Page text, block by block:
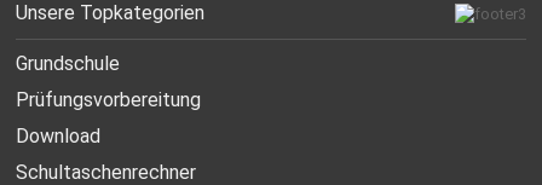
Unsere Topkategorien
Grundschule
Prüfungsvorbereitung
Download
Schultaschenrechner